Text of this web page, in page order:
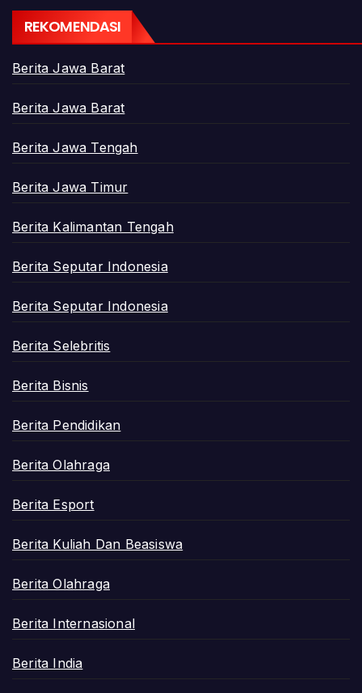
REKOMENDASI
Berita Jawa Barat
Berita Jawa Barat
Berita Jawa Tengah
Berita Jawa Timur
Berita Kalimantan Tengah
Berita Seputar Indonesia
Berita Seputar Indonesia
Berita Selebritis
Berita Bisnis
Berita Pendidikan
Berita Olahraga
Berita Esport
Berita Kuliah Dan Beasiswa
Berita Olahraga
Berita Internasional
Berita India